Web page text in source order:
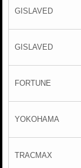
GISLAVED
GISLAVED
FORTUNE
YOKOHAMA
TRACMAX